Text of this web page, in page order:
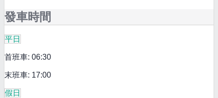
發車時間
平日
首班車: 06:30
末班車: 17:00
假日